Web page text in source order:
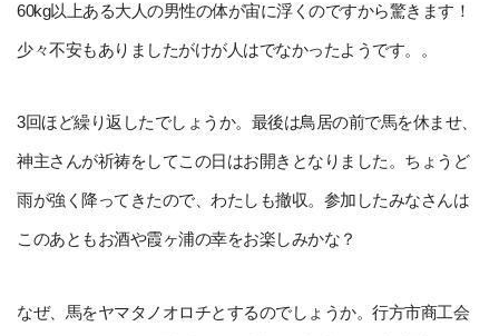
60kg以上ある大人の男性の体が宙に浮くのですから驚きます！
少々不安もありましたがけが人はでなかったようです。。
3回ほど繰り返したでしょうか。最後は鳥居の前で馬を休ませ、
神主さんが祈祷をしてこの日はお開きとなりました。ちょうど
雨が強く降ってきたので、わたしも撤収。参加したみなさんは
このあともお酒や霞ヶ浦の幸をお楽しみかな？
なぜ、馬をヤマタノオロチとするのでしょうか。行方市商工会